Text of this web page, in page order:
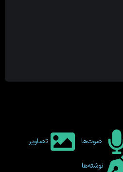
صوت‌ها تصاویر
نوشته‌ها